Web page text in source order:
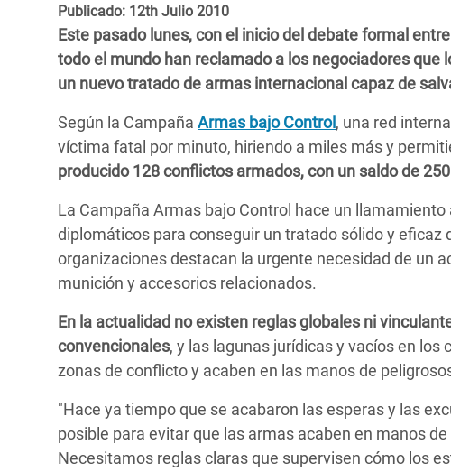
Conflictos y Desastres
Desigualdad Extrema y
Inequality and Rights in a
Digital Age
Gender, Rights, and Justice
en África
Crisis de
Crisis de
en
Crisis en
Crisis en
#ActuaPorElClima
Erradiquemos el Sufrimiento Humano que
se Oculta tras los Alimentos
¡Basta! Acabemos con las violencias contra
mujeres y niñas
ayuda
a
la
navegación
Publicado: 12th Julio 2010
Este pasado lunes, con el inicio del debate formal
todo el mundo han reclamado a los negociadores
un nuevo tratado de armas internacional capaz de
Según la Campaña Armas bajo Control, una red
víctima fatal por minuto, hiriendo a miles más y
producido 128 conflictos armados, con un saldo de
La Campaña Armas bajo Control hace un
diplomáticos para conseguir un tratado sólido y
organizaciones destacan la urgente necesidad de un
munición y accesorios relacionados.
En la actualidad no existen reglas globales ni
convencionales, y las lagunas jurídicas y vacíos en
zonas de conflicto y acaben en las manos de
"Hace ya tiempo que se acabaron las esperas y las
posible para evitar que las armas acaben en manos
Necesitamos reglas claras que supervisen cómo los